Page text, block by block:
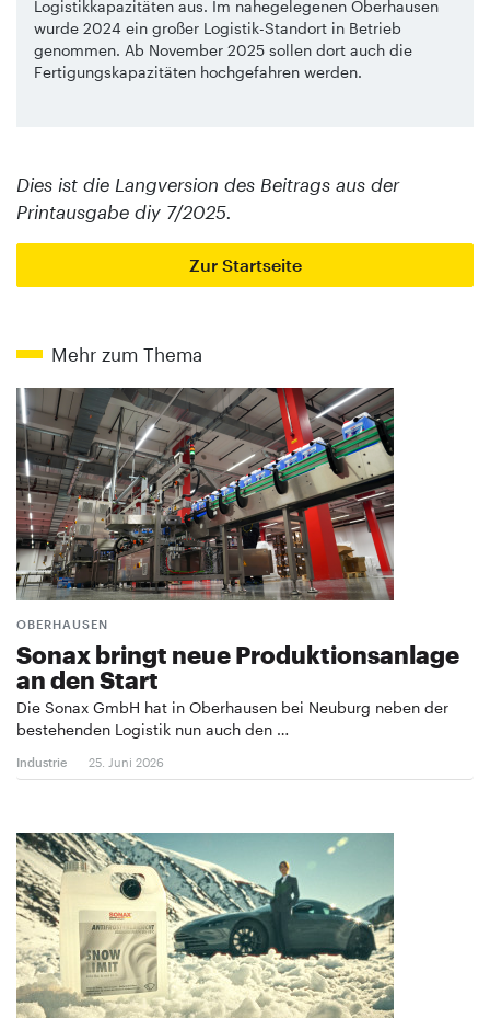
Logistikkapazitäten aus. Im nahegelegenen Oberhausen
wurde 2024 ein großer Logistik-Standort in Betrieb
genommen. Ab November 2025 sollen dort auch die
Fertigungskapazitäten hochgefahren werden.
Dies ist die Langversion des Beitrags aus der
Printausgabe diy 7/2025.
Zur Startseite
Mehr zum Thema
OBERHAUSEN
Sonax bringt neue Produktionsanlage
an den Start
Die Sonax GmbH hat in Oberhausen bei Neuburg neben der
bestehenden Logistik nun auch den …
Industrie 25. Juni 2026